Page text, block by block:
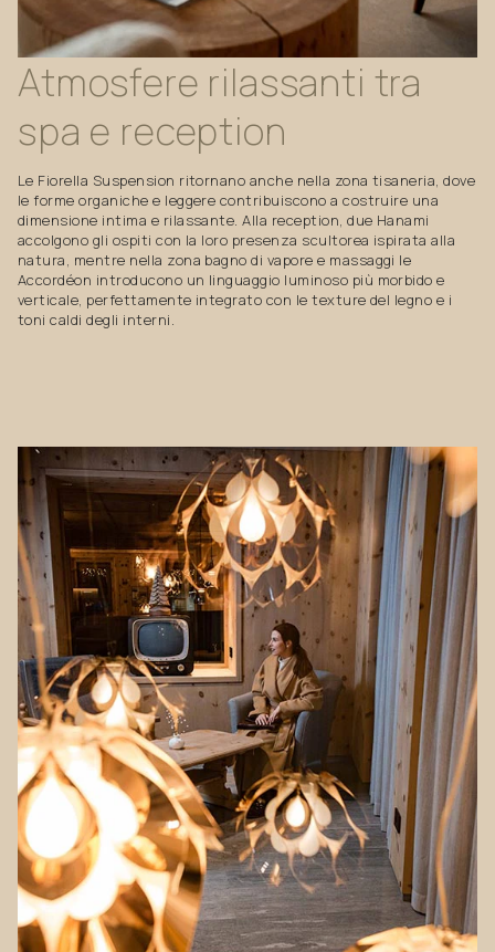
Atmosfere rilassanti tra
spa e reception
Le Fiorella Suspension ritornano anche nella zona tisaneria, dove
le forme organiche e leggere contribuiscono a costruire una
dimensione intima e rilassante. Alla reception, due Hanami
accolgono gli ospiti con la loro presenza scultorea ispirata alla
natura, mentre nella zona bagno di vapore e massaggi le
Accordéon introducono un linguaggio luminoso più morbido e
verticale, perfettamente integrato con le texture del legno e i
toni caldi degli interni.